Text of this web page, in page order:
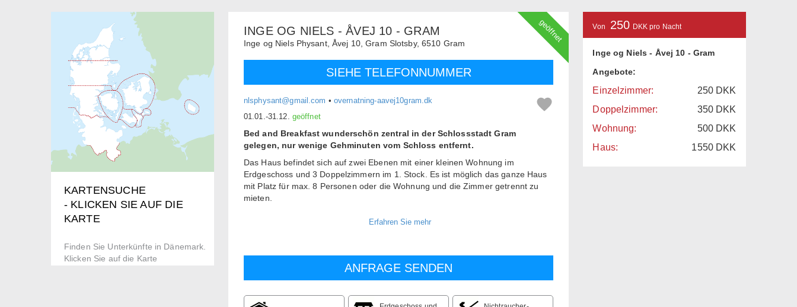
KARTENSUCHE
- KLICKEN SIE AUF DIE
KARTE
Finden Sie Unterkünfte in Dänemark.
Klicken Sie auf die Karte
geöffnet
INGE OG NIELS - ÅVEJ 10 - GRAM
Inge og Niels Physant, Åvej 10, Gram Slotsby, 6510 Gram
SIEHE TELEFONNUMMER
nlsphysant@gmail.com • overnatning-aavej10gram.dk
01.01.-31.12. geöffnet
Bed and Breakfast wunderschön zentral in der Schlossstadt Gram
gelegen, nur wenige Gehminuten vom Schloss entfernt.
Das Haus befindet sich auf zwei Ebenen mit einer kleinen Wohnung im
Erdgeschoss und 3 Doppelzimmern im 1. Stock. Es ist möglich das ganze Haus
mit Platz für max. 8 Personen oder die Wohnung und die Zimmer getrennt zu
mieten.
Möglichkeit eines Zustellbettes im Esszimmer. Badezimmer, Esszimmer und
Nutzung. In der Vergangenheit gab es eine extra kleine Toilette.
Es gibt TV und kostenloses WLAN.
Bettwäsche und Handtücher sind im Preis inbegriffen
Von 250 DKK pro Nacht
Inge og Niels - Åvej 10 - Gram
Angebote:
Einzelzimmer: 250 DKK
Doppelzimmer:
350 DKK
Wohnung:
500 DKK
Haus:
1550 DKK